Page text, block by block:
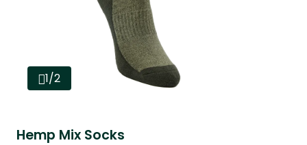
1/2
Hemp Mix Socks